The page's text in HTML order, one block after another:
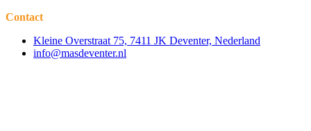
Contact
Kleine Overstraat 75, 7411 JK Deventer, Nederland
info@masdeventer.nl